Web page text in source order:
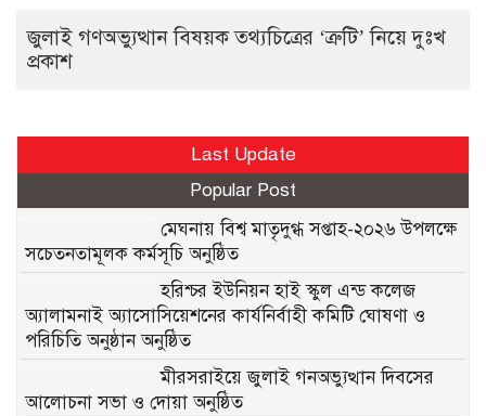
জুলাই গণঅভ্যুত্থান বিষয়ক তথ্যচিত্রের ‘ত্রুটি’ নিয়ে দুঃখ
প্রকাশ
Last Update
Popular Post
মেঘনায় বিশ্ব মাতৃদুগ্ধ সপ্তাহ-২০২৬ উপলক্ষে
সচেতনতামূলক কর্মসূচি অনুষ্ঠিত
হরিশ্চর ইউনিয়ন হাই স্কুল এন্ড কলেজ
অ্যালামনাই অ্যাসোসিয়েশনের কার্যনির্বাহী কমিটি ঘোষণা ও
পরিচিতি অনুষ্ঠান অনুষ্ঠিত
মীরসরাইয়ে জুলাই গনঅভ্যুত্থান দিবসের
আলোচনা সভা ও দোয়া অনুষ্ঠিত